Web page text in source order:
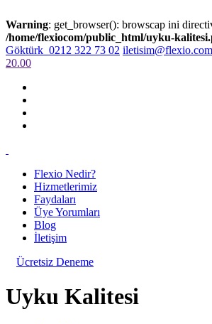
Warning: get_browser(): browscap ini
/home/flexiocom/public_html/uyku-
Göktürk 0212 322 73 02
20.00
Flexio Nedir?
Hizmetlerimiz
Faydaları
Üye Yorumları
Blog
İletişim
Ücretsiz Deneme
Uyku Kalitesi